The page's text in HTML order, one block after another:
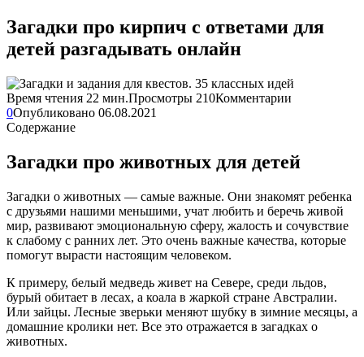
Загадки про кирпич с ответами для
детей разгадывать онлайн
Время чтения 22 мин.Просмотры 210Комментарии
0Опубликовано 06.08.2021
Содержание
Загадки про животных для детей
Загадки о животных — самые важные. Они знакомят ребенка
с друзьями нашими меньшими, учат любить и беречь живой
мир, развивают эмоциональную сферу, жалость и сочувствие
к слабому с ранних лет. Это очень важные качества, которые
помогут вырасти настоящим человеком.
К примеру, белый медведь живет на Севере, среди льдов,
бурый обитает в лесах, а коала в жаркой стране Австралии.
Или зайцы. Лесные зверьки меняют шубку в зимние месяцы, а
домашние кролики нет. Все это отражается в загадках о
животных.